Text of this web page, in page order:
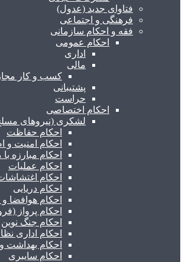
فتاوای جدید (عدول)
فرهنگی و اجتماعی
فقه و احکام سازمانی
احکام عمومی
اداری
مالی
کسب و کار
پشتیبانی
حراست
احکام اختصاصی
لشکری (نیروهای
احکام حفاظت
احکام امنیت و
احکام مبارزه
احکام عملیات
احکام
احکام دریایی
احکام هوافضا
احکام پرواز
احکام جنگ نوین
احکام اداری
احکام بهداشت
احکام سایبری